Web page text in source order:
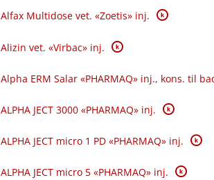
Alfax Multidose vet. «Zoetis» inj. K
Alizin vet. «Virbac» inj. K
Alpha ERM Salar «PHARMAQ» inj., kons. til
ALPHA JECT 3000 «PHARMAQ» inj. K
ALPHA JECT micro 1 PD «PHARMAQ» inj. K
ALPHA JECT micro 5 «PHARMAQ» inj. K